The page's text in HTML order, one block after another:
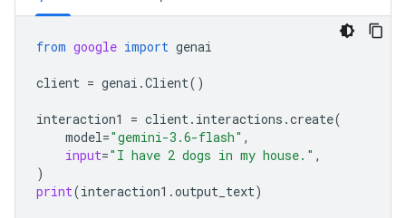
from google import genai
client = genai .Client()
interaction1 = client. interactions .create(
model="gemini-3.6-flash" ,
input="I have 2 dogs in my house." ,
)
print(interaction1 .output_text)